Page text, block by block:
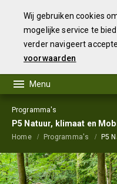
Wij gebruiken cookies
mogelijke service te
verder navigeert
voorwaarden
Programma's
P5 Natuur, klimaat en
Home Programma's P5